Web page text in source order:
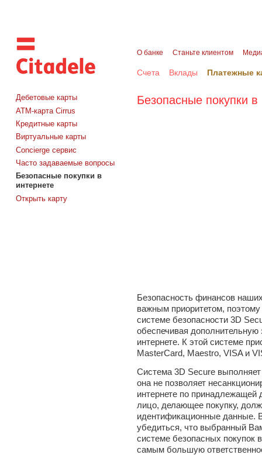
О банке Станьте клиентом
Счета Вклады Платежные
Дебетовые карты
АТМ-карта Cirrus
Кредитные карты
Виртуальные карты
Concierge сервис
Часто задаваемые вопросы
Безопасные покупки в
интернете
Открыть карту
Безопасные покупки в
Безопасность финансов
важным приоритетом,
системе безопасности 3D
обеспечивая
интернете. К этой системе
MasterCard, Maestro, VISA и
Система 3D Secure
она не позволяет
интернете по принадлежащей
лицо, делающее покупку,
идентификационные данные.
убедиться, что выбранный
системе безопасных покупок
самым большую